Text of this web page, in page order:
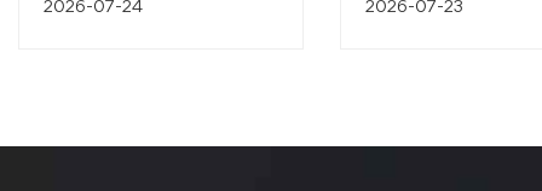
2026-07-24 2026-07-23